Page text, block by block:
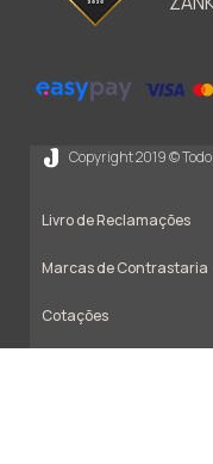
Copyright 2019 ©
Livro de Reclamações
Marcas de Contrastaria
Cotações